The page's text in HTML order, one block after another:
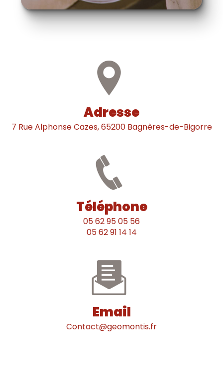
Adresse
7 Rue Alphonse Cazes, 65200 Bagnères-de-Bigorre
Téléphone
05 62 95 05 56
05 62 91 14 14
Email
contact@geomontis.fr